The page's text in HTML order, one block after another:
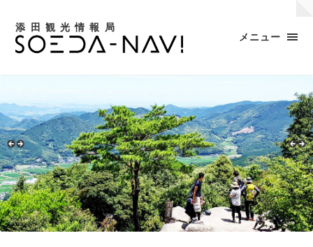
添田観光情報局
メニュー